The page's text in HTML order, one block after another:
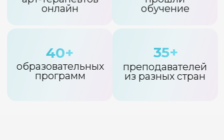
Мы регулярно проводим
полезностями (статьями, арт-
техниками, подборками и др).
Хочу получать полезности